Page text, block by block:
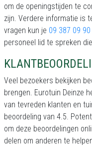
om de openingstijden te
zijn. Verdere informatie is
vragen kun je 09 387 09 90
personeel lid te spreken
Veel bezoekers bekijken
brengen. Eurotuin Deinze
van tevreden klanten en
beoordeling van 4.5.
om deze beoordelingen
delen om anderen te